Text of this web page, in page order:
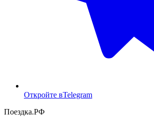
Откройте вTelegram
Поездка.РФ